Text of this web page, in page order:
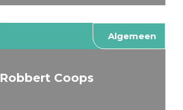
Algemeen
Robbert Coops